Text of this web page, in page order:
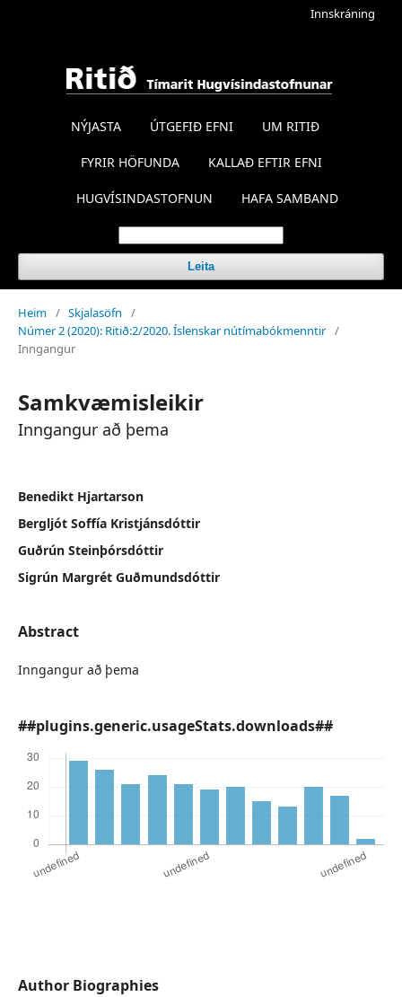
NÝJASTA ÚTGEFIÐ EFNI UM RITIÐ
FYRIR HÖFUNDA KALLAÐ EFTIR EFNI
HUGVÍSINDASTOFNUN HAFA SAMBAND
Leita
Innskráning
Heim / Skjalasöfn
/
Númer 2 (2020): Ritið:2/2020. Íslenskar nútímabókmenntir /
Inngangur
Samkvæmisleikir
Inngangur að þema
Benedikt Hjartarson
Bergljót Soffía Kristjánsdóttir
Guðrún Steinþórsdóttir
Sigrún Margrét Guðmundsdóttir
Abstract
Inngangur að þema
##plugins.generic.usageStats.downloads##
Author Biographies